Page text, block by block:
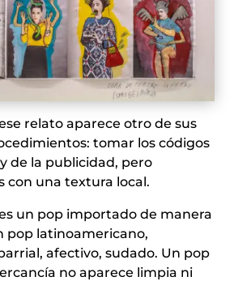
relato aparece otro de sus
tomar los códigos
de la publicidad, pero
con una textura local.
un pop importado de manera
pop latinoamericano,
afectivo, sudado. Un pop
no aparece limpia ni